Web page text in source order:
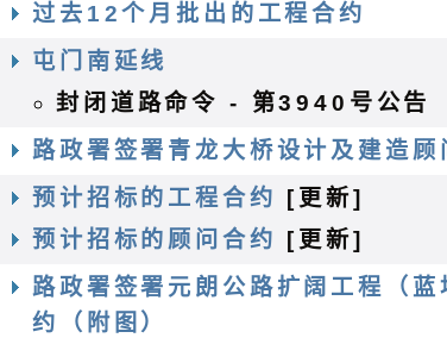
过去12个月批出的工程合约
屯门南延线
封闭道路命令 - 第3940号公告
路政署签署青龙大桥设计及建造顾
预计招标的工程合约
[更新]
预计招标的顾问合约
[更新]
路政署签署元朗公路扩阔工程（
约（附图）